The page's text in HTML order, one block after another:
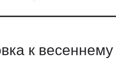
к весеннему